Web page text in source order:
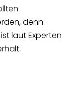
denn
laut Experten